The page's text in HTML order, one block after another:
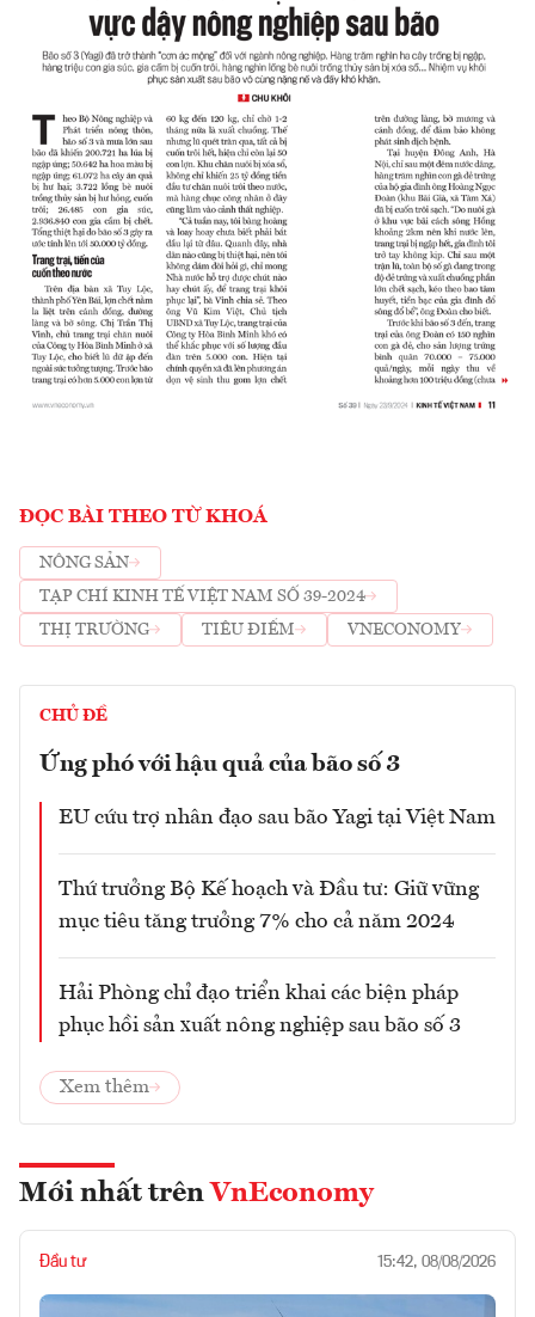
ĐỌC BÀI THEO TỪ KHOÁ
NÔNG SẢN
TẠP CHÍ KINH TẾ VIỆT NAM SỐ 39-2024
THỊ TRƯỜNG
TIÊU ĐIỂM VNECONOMY
CHỦ ĐỀ
Ứng phó với hậu quả của bão số 3
EU cứu trợ nhân đạo sau bão Yagi tại Việt Nam
Thứ trưởng Bộ Kế hoạch và Đầu tư: Giữ vững
mục tiêu tăng trưởng 7% cho cả năm 2024
Hải Phòng chỉ đạo triển khai các biện pháp
phục hồi sản xuất nông nghiệp sau bão số 3
Xem thêm
Mới nhất trên VnEconomy
Đầu tư 15:42, 08/08/2026